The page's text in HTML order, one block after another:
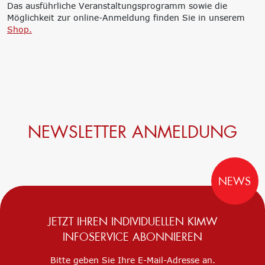
Das ausführliche Veranstaltungsprogramm sowie die
Möglichkeit zur online-Anmeldung finden Sie in unserem
Shop.
NEWSLETTER ANMELDUNG
NEWS
JETZT IHREN INDIVIDUELLEN KIMW
INFOSERVICE ABONNIEREN
Bitte geben Sie Ihre E-Mail-Adresse an.